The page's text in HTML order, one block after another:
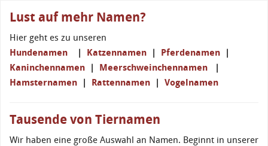
Lust auf mehr Namen?
Hier geht es zu unseren
Hundenamen | Katzennamen | Pferdenamen |
Kaninchennamen | Meerschweinchennamen |
Hamsternamen | Rattennamen | Vogelnamen
Tausende von Tiernamen
Wir haben eine große Auswahl an Namen. Beginnt in unserer